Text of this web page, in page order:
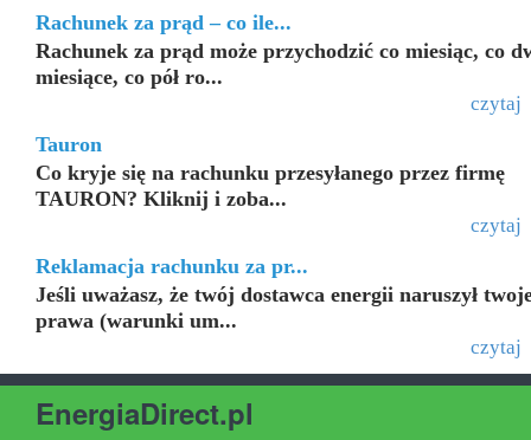
Rachunek za prąd – co ile...
Rachunek za prąd może przychodzić co miesiąc, co
miesiące, co pół ro...
czytaj
Tauron
Co kryje się na rachunku przesyłanego przez firmę
TAURON? Kliknij i zoba...
czytaj
Reklamacja rachunku za pr...
Jeśli uważasz, że twój dostawca energii naruszył
prawa (warunki um...
czytaj
EnergiaDirect.pl